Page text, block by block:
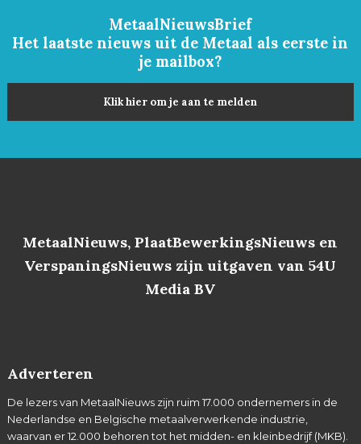
MetaalNieuwsBrief
Het laatste nieuws uit de Metaal als eerste in
je mailbox?
Klik hier om je aan te melden
MetaalNieuws, PlaatBewerkingsNieuws en
VerspaningsNieuws zijn uitgaven van 54U
Media BV
Adverteren
De lezers van MetaalNieuws zijn ruim 17.000 ondernemers in de
Nederlandse en Belgische metaalverwerkende industrie,
waarvan er 12.000 behoren tot het midden- en kleinbedrijf (MKB).